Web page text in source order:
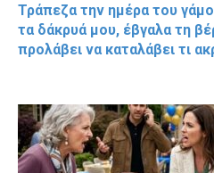
Τράπεζα την ημέρα του
τα δάκρυά μου, έβγαλα τη
προλάβει να καταλάβει τι